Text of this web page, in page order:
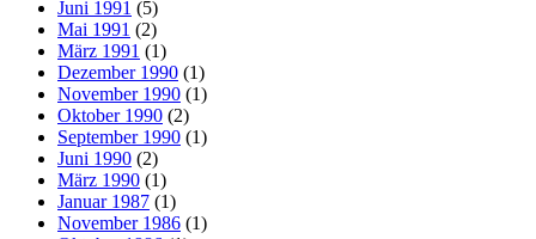
Juni 1991 (5)
Mai 1991 (2)
März 1991 (1)
Dezember 1990 (1)
November 1990 (1)
Oktober 1990 (2)
September 1990 (1)
Juni 1990 (2)
März 1990 (1)
Januar 1987 (1)
November 1986 (1)